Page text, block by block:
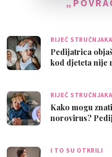
RIJEČ STRUČNJAKA
Pedijatrica
kod djeteta nije
RIJEČ STRUČNJAKA
Kako mogu
norovirus?
I TO SU OTKRILI